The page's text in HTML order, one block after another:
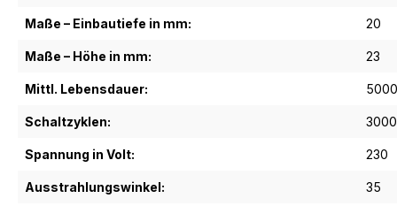
Maße – Einbautiefe in mm: 20
Maße – Höhe in mm: 23
Mittl. Lebensdauer:
Schaltzyklen:
Spannung in Volt: 230
Ausstrahlungswinkel: 35